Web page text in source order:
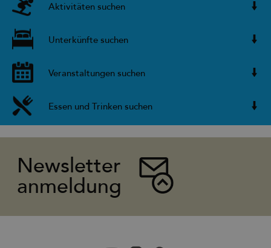
Aktivitäten suchen
Unterkünfte suchen
Veranstaltungen suchen
Essen und Trinken suchen
Newsletter
anmeldung